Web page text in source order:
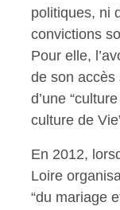
politiques, ni
convictions
Pour elle,
de son accès
d’une
culture de
En 2012,
Loire
“du mariage